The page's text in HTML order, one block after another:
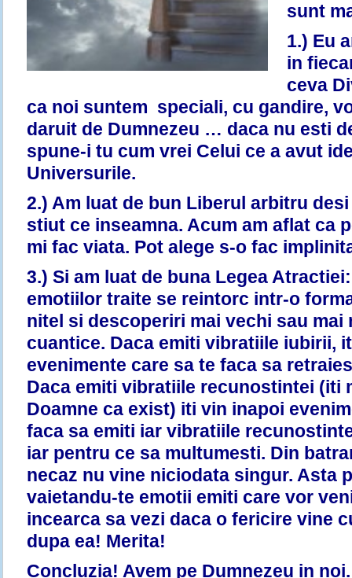
sunt
1.) Eu
in
ceva
ca noi suntem speciali, cu gandire,
daruit de Dumnezeu … daca nu esti
spune-i tu cum vrei Celui ce a avut
Universurile.
2.) Am luat de bun Liberul arbitru
stiut ce inseamna. Acum am aflat ca
mi fac viata. Pot alege s-o fac
3.) Si am luat de buna Legea
emotiilor traite se reintorc intr-o
nitel si descoperiri mai vechi sau mai
cuantice. Daca emiti vibratiile iubirii,
evenimente care sa te faca sa
Daca emiti vibratiile recunostintei (iti
Doamne ca exist) iti vin inapoi
faca sa emiti iar vibratiile
iar pentru ce sa multumesti. Din
necaz nu vine niciodata singur. Asta
vaietandu-te emotii emiti care vor
incearca sa vezi daca o fericire vine
dupa ea! Merita!
Concluzia! Avem pe Dumnezeu in